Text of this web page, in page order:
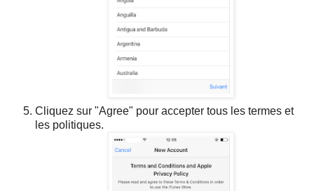
Cliquez sur "Agree" pour accepter tous les termes et
les politiques.